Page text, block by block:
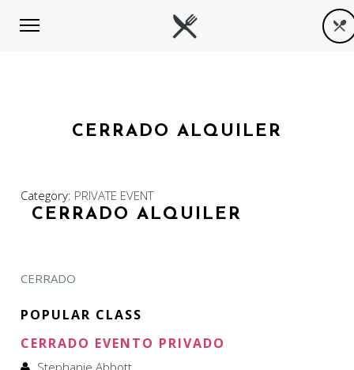
CERRADO ALQUILER
Category: PRIVATE EVENT
CERRADO ALQUILER
CERRADO
POPULAR CLASS
CERRADO EVENTO PRIVADO
Stephanie Abbott